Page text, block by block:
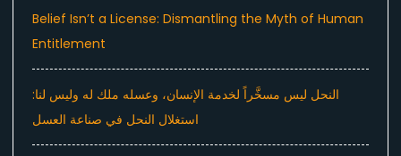
Belief Isn’t a License: Dismantling the Myth of Human
Entitlement
النحل ليس مسخَّراً لخدمة الإنسان، وعسله ملك له وليس لنا:
استغلال النحل في صناعة العسل